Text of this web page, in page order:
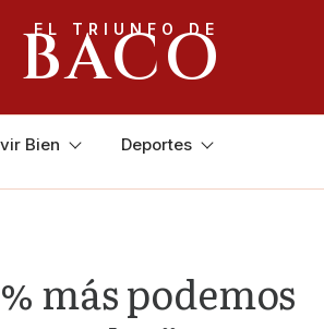
EL TRIUNFO DE
BACO
Bien Deportes
más podemos